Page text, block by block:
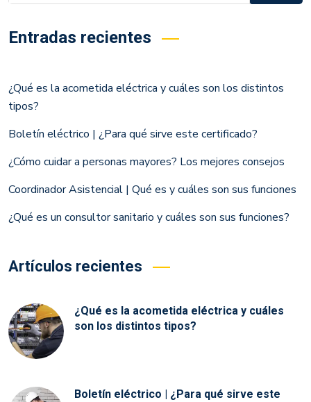
Entradas recientes
¿Qué es la acometida eléctrica y cuáles son los distintos
tipos?
Boletín eléctrico | ¿Para qué sirve este certificado?
¿Cómo cuidar a personas mayores? Los mejores consejos
Coordinador Asistencial | Qué es y cuáles son sus funciones
¿Qué es un consultor sanitario y cuáles son sus funciones?
Artículos recientes
¿Qué es la acometida eléctrica y cuáles
son los distintos tipos?
Boletín eléctrico | ¿Para qué sirve este